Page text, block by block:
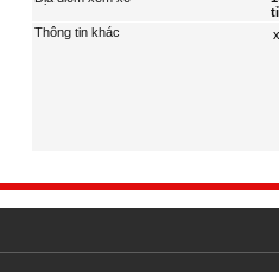
Thông tin khác